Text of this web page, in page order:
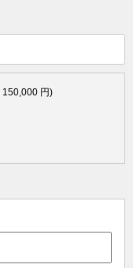
150,000 円)